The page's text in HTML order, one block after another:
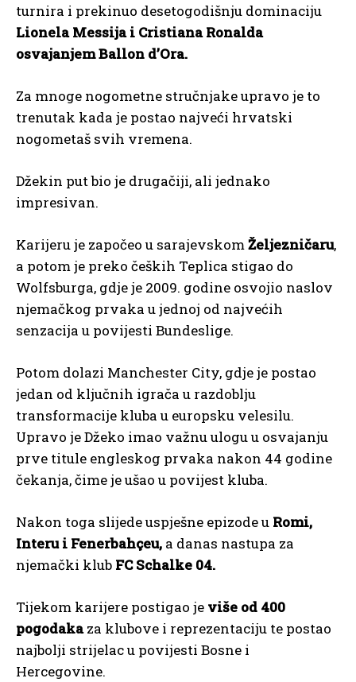
turnira i prekinuo desetogodišnju dominaciju
Lionela Messija i Cristiana Ronalda
osvajanjem Ballon d’Ora.
Za mnoge nogometne stručnjake upravo je to
trenutak kada je postao najveći hrvatski
nogometaš svih vremena.
Džekin put bio je drugačiji, ali jednako
impresivan.
Karijeru je započeo u sarajevskomŽeljezničaru,
a potom je preko čeških Teplica stigao do
Wolfsburga, gdje je 2009. godine osvojio naslov
njemačkog prvaka u jednoj od najvećih
senzacija u povijesti Bundeslige.
Potom dolazi Manchester City, gdje je postao
jedan od ključnih igrača u razdoblju
transformacije kluba u europsku velesilu.
Upravo je Džeko imao važnu ulogu u osvajanju
prve titule engleskog prvaka nakon 44 godine
čekanja, čime je ušao u povijest kluba.
Nakon toga slijede uspješne epizode u Romi,
Interu i Fenerbahçeu, a danas nastupa za
njemački klub FC Schalke 04.
Tijekom karijere postigao je više od 400
pogodakaza klubove i reprezentaciju te postao
najbolji strijelac u povijesti Bosne i
Hercegovine.